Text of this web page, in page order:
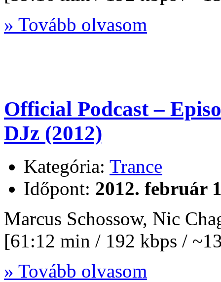
» Tovább olvasom
Official Podcast –
DJz (2012)
Kategória: Trance
Időpont: 2012. február
Marcus Schossow, Nic
[61:12 min / 192 kbps /
» Tovább olvasom